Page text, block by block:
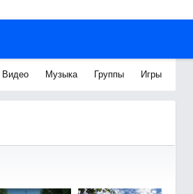
Видео Музыка Группы Игры